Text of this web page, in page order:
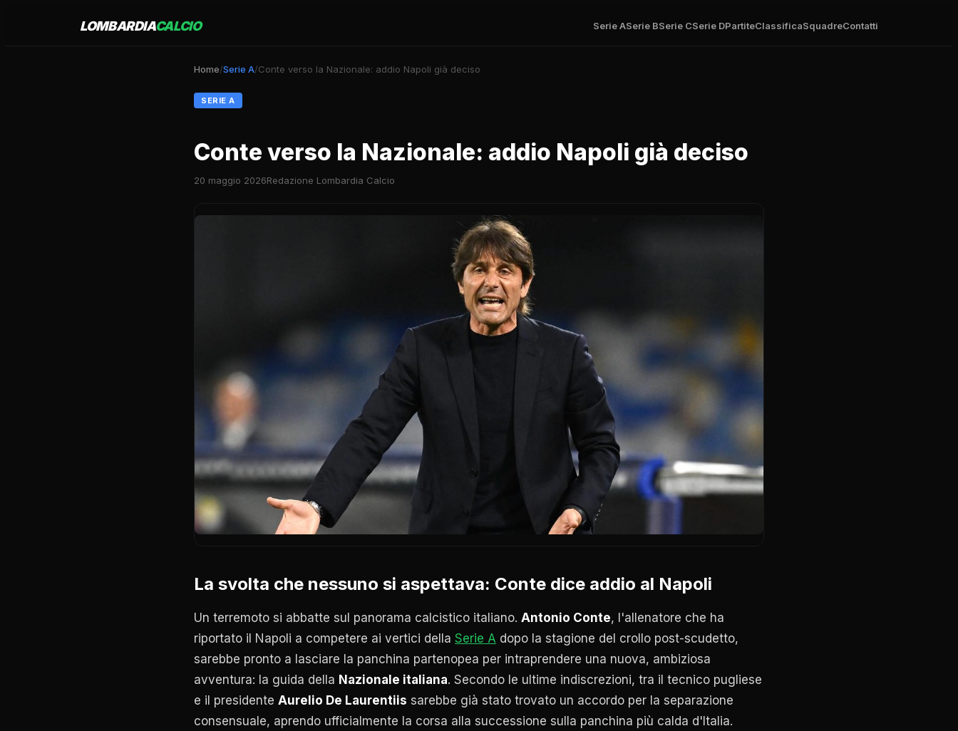
LOMBARDIACALCIO Serie ASerie BSerie CSerie DPartiteClassificaSquadreContatti
Home/Serie A/Conte verso la Nazionale: addio Napoli già deciso
SERIE A
Conte verso la Nazionale: addio Napoli già deciso
20 maggio 2026Redazione Lombardia Calcio
La svolta che nessuno si aspettava: Conte dice addio al Napoli
Un terremoto si abbatte sul panorama calcistico italiano. Antonio Conte, l'allenatore che ha
riportato il Napoli a competere ai vertici della Serie A dopo la stagione del crollo post-scudetto,
sarebbe pronto a lasciare la panchina partenopea per intraprendere una nuova, ambiziosa
avventura: la guida della Nazionale italiana. Secondo le ultime indiscrezioni, tra il tecnico pugliese
e il presidente Aurelio De Laurentiis sarebbe già stato trovato un accordo per la separazione
consensuale, aprendo ufficialmente la corsa alla successione sulla panchina più calda d'Italia.